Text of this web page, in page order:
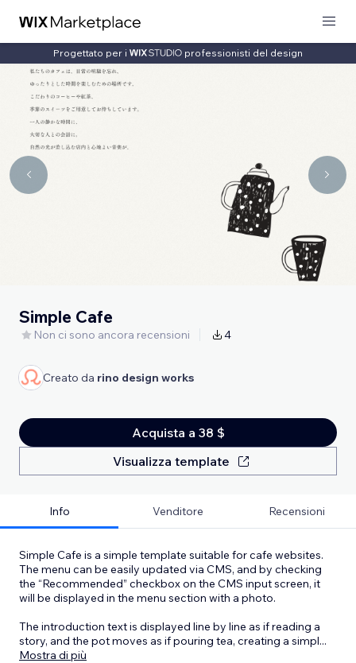
Progettato per i professionisti del design
Simple Cafe
Non ci sono ancora recensioni 4
Creato da rino design works
Acquista a 38 $
Visualizza template
Info Venditore Recensioni
Simple Cafe is a simple template suitable for cafe websites.
The menu can be easily updated via CMS, and by checking
the “Recommended” checkbox on the CMS input screen, it
will be displayed in the menu section with a photo.
The introduction text is displayed line by line as if reading a
story, and the pot moves as if pouring tea, creating a simpl...
Mostra di più